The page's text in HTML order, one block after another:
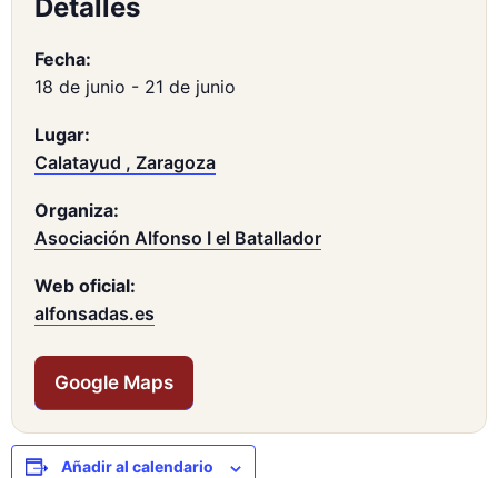
Detalles
Fecha:
18 de junio - 21 de junio
Lugar:
Calatayud , Zaragoza
Organiza:
Asociación Alfonso I el Batallador
Web oficial:
alfonsadas.es
Google Maps
Añadir al calendario